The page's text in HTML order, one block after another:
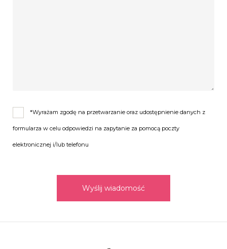
*Wyrażam zgodę na przetwarzanie oraz udostępnienie danych z
formularza w celu odpowiedzi na zapytanie za pomocą poczty
elektronicznej i/lub telefonu
Wyślij wiadomość